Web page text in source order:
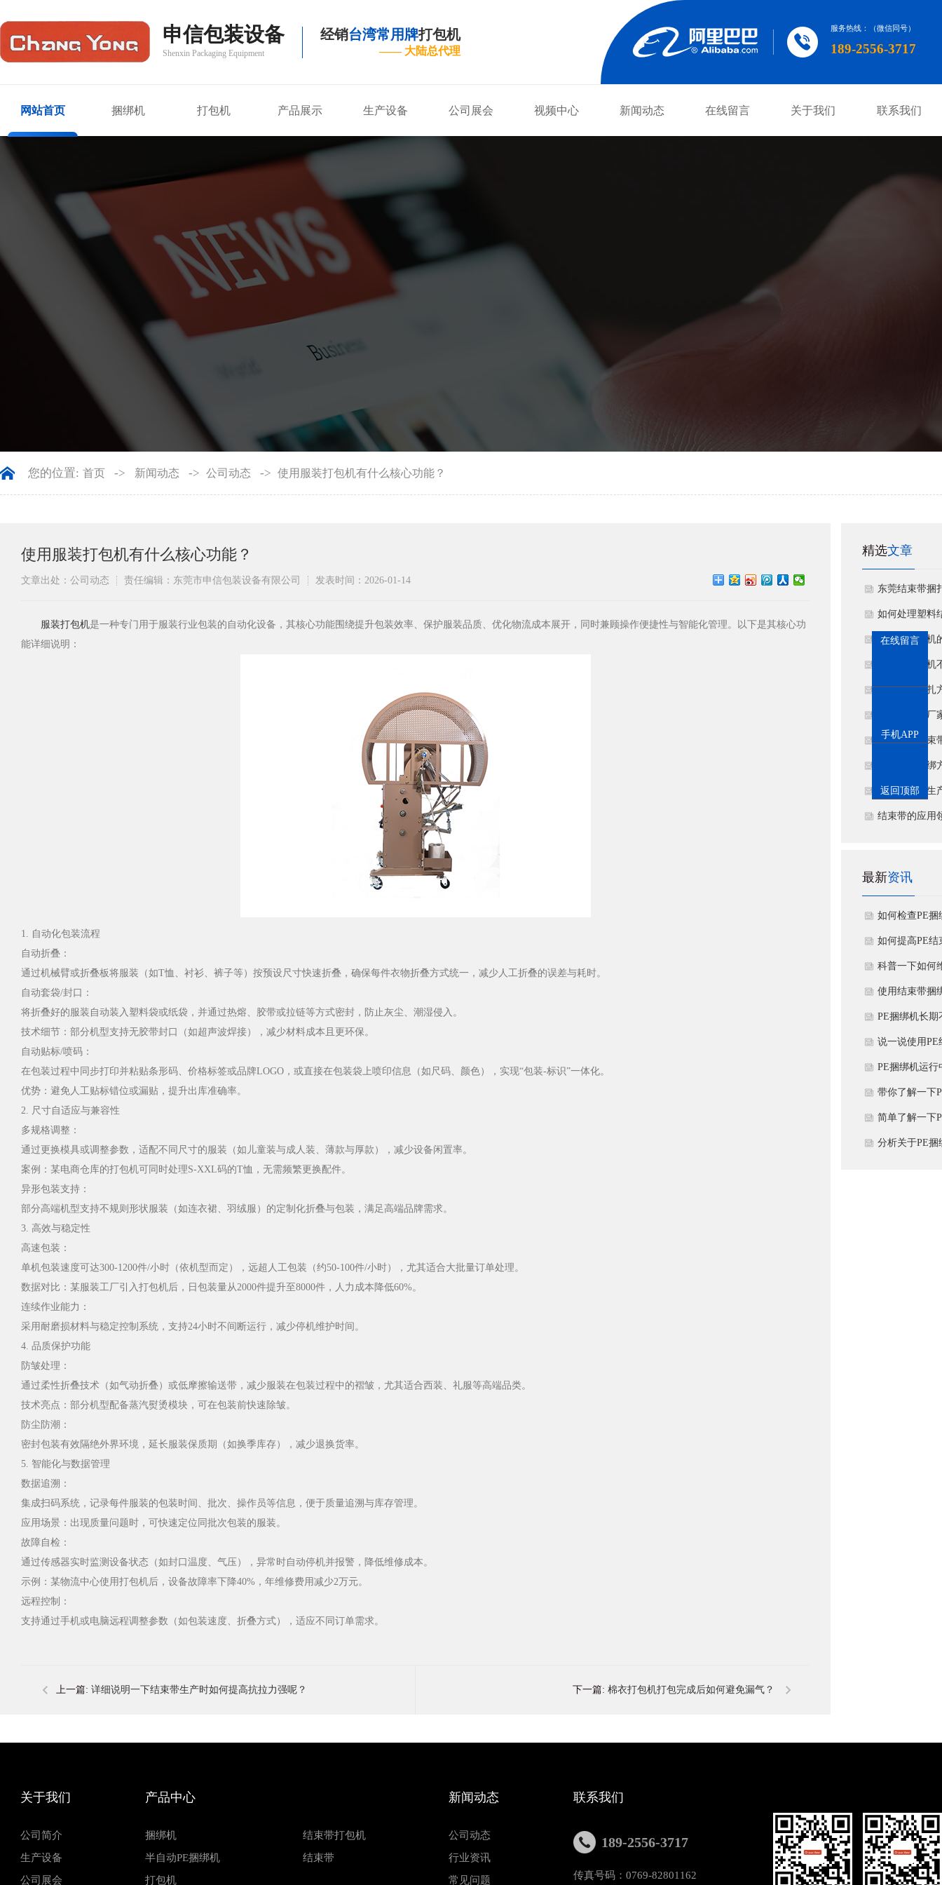
申信包装设备
Shenxin Packaging Equipment
经销台湾常用牌打包机
—— 大陆总代理
服务热线：（微信同号）
189-2556-3717
网站首页 捆绑机 打包机 产品展示 生产设备 公司展会 视频中心 新闻动态 在线留言 关于我们 联系我们
您的位置: 首页 -> 新闻动态 -> 公司动态 -> 使用服装打包机有什么核心功能？
使用服装打包机有什么核心功能？
文章出处：公司动态 责任编辑：东莞市申信包装设备有限公司 发表时间：2026-01-14
​服装打包机是一种专门用于服装行业包装的自动化设备，其核心功能围绕提升包装效率、保护服装品质、优化物流成本展开，同时兼顾操作便捷性与智能化管理。以下是其核心功
能详细说明：
1. 自动化包装流程
自动折叠：
通过机械臂或折叠板将服装（如T恤、衬衫、裤子等）按预设尺寸快速折叠，确保每件衣物折叠方式统一，减少人工折叠的误差与耗时。
自动套袋/封口：
将折叠好的服装自动装入塑料袋或纸袋，并通过热熔、胶带或拉链等方式密封，防止灰尘、潮湿侵入。
技术细节：部分机型支持无胶带封口（如超声波焊接），减少材料成本且更环保。
自动贴标/喷码：
在包装过程中同步打印并粘贴条形码、价格标签或品牌LOGO，或直接在包装袋上喷印信息（如尺码、颜色），实现“包装-标识”一体化。
优势：避免人工贴标错位或漏贴，提升出库准确率。
2. 尺寸自适应与兼容性
多规格调整：
通过更换模具或调整参数，适配不同尺寸的服装（如儿童装与成人装、薄款与厚款），减少设备闲置率。
案例：某电商仓库的打包机可同时处理S-XXL码的T恤，无需频繁更换配件。
异形包装支持：
部分高端机型支持不规则形状服装（如连衣裙、羽绒服）的定制化折叠与包装，满足高端品牌需求。
3. 高效与稳定性
高速包装：
单机包装速度可达300-1200件/小时（依机型而定），远超人工包装（约50-100件/小时），尤其适合大批量订单处理。
数据对比：某服装工厂引入打包机后，日包装量从2000件提升至8000件，人力成本降低60%。
连续作业能力：
采用耐磨损材料与稳定控制系统，支持24小时不间断运行，减少停机维护时间。
4. 品质保护功能
防皱处理：
通过柔性折叠技术（如气动折叠）或低摩擦输送带，减少服装在包装过程中的褶皱，尤其适合西装、礼服等高端品类。
技术亮点：部分机型配备蒸汽熨烫模块，可在包装前快速除皱。
防尘防潮：
密封包装有效隔绝外界环境，延长服装保质期（如换季库存），减少退换货率。
5. 智能化与数据管理
数据追溯：
集成扫码系统，记录每件服装的包装时间、批次、操作员等信息，便于质量追溯与库存管理。
应用场景：出现质量问题时，可快速定位同批次包装的服装。
故障自检：
通过传感器实时监测设备状态（如封口温度、气压），异常时自动停机并报警，降低维修成本。
示例：某物流中心使用打包机后，设备故障率下降40%，年维修费用减少2万元。
远程控制：
支持通过手机或电脑远程调整参数（如包装速度、折叠方式），适应不同订单需求。
上一篇: 详细说明一下结束带生产时如何提高抗拉力强呢？ 下一篇: 棉衣打包机打包完成后如何避免漏气？
精选文章
东莞结束带捆
故
如何处理塑料
题？
结束带捆扎机
结束带捆扎
理？
结束带的捆扎
惠州结束带
理
厂家介绍结束
结束带的捆绑
结束带厂家生
结束带的应用
最新资讯
如何检查PE
磨损情况？
如何提高PE
性要求？
科普一下如何
绑机？
使用结束带捆
理？
PE捆绑机长
响使用效果吗
说一说使用
么核心特性？
PE捆绑机运
该如何解决？
带你了解一下
验收标准有哪
简单了解一下
使用避坑？
分析关于PE
关于我们
公司简介
生产设备
公司展会
产品中心
捆绑机
半自动PE捆绑机
打包机
结束带打包机
结束带
新闻动态
公司动态
行业资讯
常见问题
联系我们
189-2556-3717
传真号码：0769-82801162
在线留言
手机APP
返回顶部